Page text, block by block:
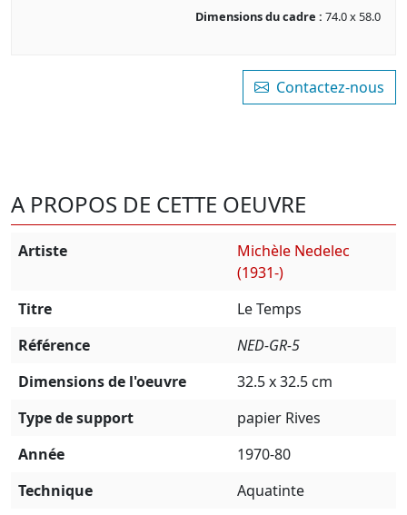
Dimensions du cadre : 74.0 x 58.0
Contactez-nous
A PROPOS DE CETTE OEUVRE
Artiste
Michèle Nedelec
(1931-)
Titre
Le Temps
Référence
NED-GR-5
Dimensions de l'oeuvre
32.5 x 32.5 cm
Type de support
papier Rives
Année
1970-80
Technique
Aquatinte